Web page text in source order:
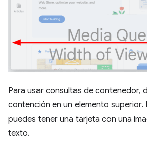
Para usar consultas de contenedor,
contención en un elemento superior.
puedes tener una tarjeta con una
texto.